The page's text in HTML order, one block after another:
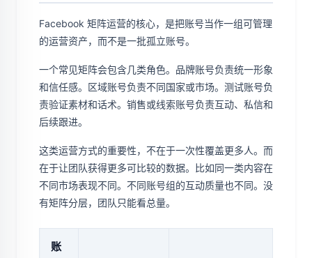
Facebook 矩阵运营的核心，是把账号当作一组可管理
的运营资产，而不是一批孤立账号。
一个常见矩阵会包含几类角色。品牌账号负责统一形象
和信任感。区域账号负责不同国家或市场。测试账号负
责验证素材和话术。销售或线索账号负责互动、私信和
后续跟进。
这类运营方式的重要性，不在于一次性覆盖更多人。而
在于让团队获得更多可比较的数据。比如同一类内容在
不同市场表现不同。不同账号组的互动质量也不同。没
有矩阵分层，团队只能看总量。
账